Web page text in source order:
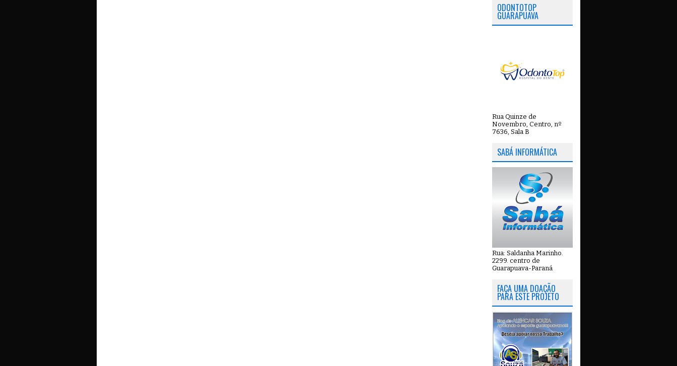
ODONTOTOP
GUARAPUAVA
Rua Quinze de
Novembro, Centro, nº
7636, Sala B
SABÁ INFORMÁTICA
Rua: Saldanha Marinho.
2299. centro de
Guarapuava-Paraná
FAÇA UMA DOAÇÃO
PARA ESTE PROJETO